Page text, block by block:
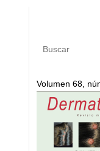
Volumen 68,